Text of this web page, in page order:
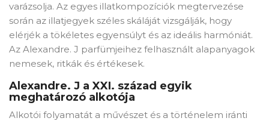
varázsolja. Az egyes illatkompozíciók megtervezése
során az illatjegyek széles skáláját vizsgálják, hogy
elérjék a tökéletes egyensúlyt és az ideális harmóniát.
Az Alexandre. J parfümjeihez felhasznált alapanyagok
nemesek, ritkák és értékesek.
Alexandre. J a XXI. század egyik
meghatározó alkotója
Alkotói folyamatát a művészet és a történelem iránti